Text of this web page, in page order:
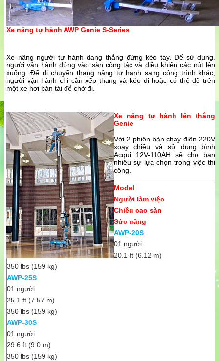
Xe nâng tự hành AWP Genie S-Series
Xe nâng người tự hành dạng thẳng đứng kéo tay. Để sử dụng,
người vận hành đứng vào sàn công tác và điều khiển các nút lên
xuống. Để di chuyển thang nâng tự hành sang công trình khác,
người vận hành chỉ cần xếp thang và kéo đi hoặc có thể để trên
một xe hơi bán tải để chở đi.
Xe nâng tự hành lên thẳng
Genie
Với 2 phiên bản chạy điện 220V
xoay chiều và sử dụng bình
Acqui 12V-110AH sẽ cho bạn
nhiều sự lựa chọn trong việc thi
công.
Model
Người làm việc
Chiều cao sàn
Sức nâng
AWP-20S
01 người
20.1 ft (6.12 m)
350 lbs (159 kg)
AWP-25S
01 người
25.1 ft (7.57 m)
350 lbs (159 kg)
AWP-30S
01 người
29.6 ft (9.0 m)
350 lbs (159 kg)